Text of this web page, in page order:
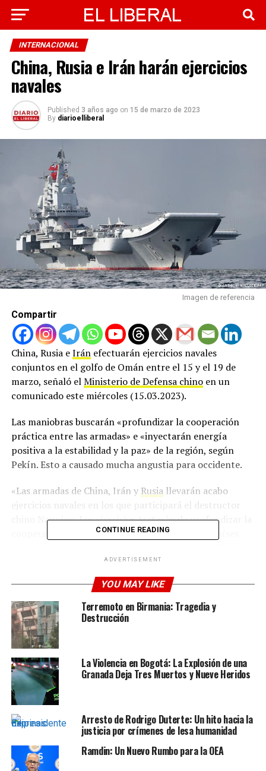
INTERNACIONAL
China, Rusia e Irán harán ejercicios
navales
Published 3 años ago on 15 de marzo de 2023
By diarioelliberal
Imagen de referencia
Compartir
China, Rusia eIránefectuarán ejercicios navales
conjuntos en el golfo de Omán entre el 15 y el 19 de
marzo, señaló elMinisterio de Defensa chinoen un
comunicado este miércoles (15.03.2023).
Las maniobras buscarán «profundizar la cooperación
práctica entre las armadas» e «inyectarán energía
positiva a la estabilidad y la paz» de la región, según
Pekín. Esto a causado mucha angustia para occidente.
«Las armadas de China, Irán y Rusiallevarán acabo
ejercicios navales en los que participará el destructor
chino Nanning. Los ejercicios tratarán de profundizar la
cooperación práctica entre las armadas de los países
salvaguardar conjuntamente la seguridad marítima»,
Asimismo, señala que los ejercicios «inyectarán energía
positiva a la estabilidad y la paz» de la región.
En 2022, los tres países realizaron ejercicios similares en
la misma zona, en los que se llevaron a cabo prácticas de
tiro de artillería contra objetivos navales, maniobras
tácticas conjuntas y misiones de búsqueda y rescate en
alta mar.
Visita nuestras Redes Sociales
CONTINUE READING
ADVERTISEMENT
YOU MAY LIKE
Terremoto en Birmania: Tragedia y
Destrucción
La Violencia en Bogotá: La Explosión de una
Granada Deja Tres Muertos y Nueve Heridos
Arresto de Rodrigo Duterte: Un hito hacia la
justicia por crímenes de lesa humanidad
Ramdin: Un Nuevo Rumbo para la OEA